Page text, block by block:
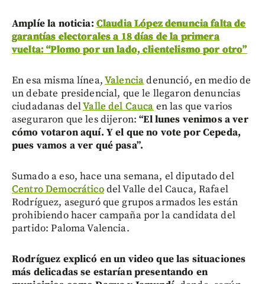
Amplíe la noticia: Claudia López denuncia falta de
garantías electorales a 18 días de la primera
vuelta: “Plomo por un lado, clientelismo por otro”
En esa misma línea,Valenciadenunció, en medio de
un debate presidencial, que le llegaron denuncias
ciudadanas delValle del Cauca en las que varios
aseguraron que les dijeron:“El lunes venimos a ver
cómo votaron aquí. Y el que no vote por Cepeda,
pues vamos a ver qué pasa”.
Sumado a eso, hace una semana, el diputado del
Centro Democráticodel Valle del Cauca, Rafael
Rodríguez, aseguró que grupos armados les están
prohibiendo hacer campaña por la candidata del
partido: Paloma Valencia.
Rodríguez explicó en un video que las situaciones
más delicadas se estarían presentando en